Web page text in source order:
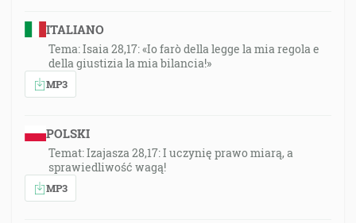
ITALIANO
Tema: Isaia 28,17: «Io farò della legge la mia regola e
della giustizia la mia bilancia!»
MP3
POLSKI
Temat: Izajasza 28,17: I uczynię prawo miarą, a
sprawiedliwość wagą!
MP3